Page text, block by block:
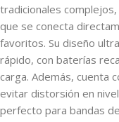
tradicionales
que se conecta
favoritos. Su diseño
rápido, con baterías
carga. Además, cuenta
evitar distorsión en
perfecto para bandas